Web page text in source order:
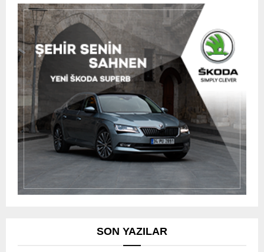
SON YAZILAR